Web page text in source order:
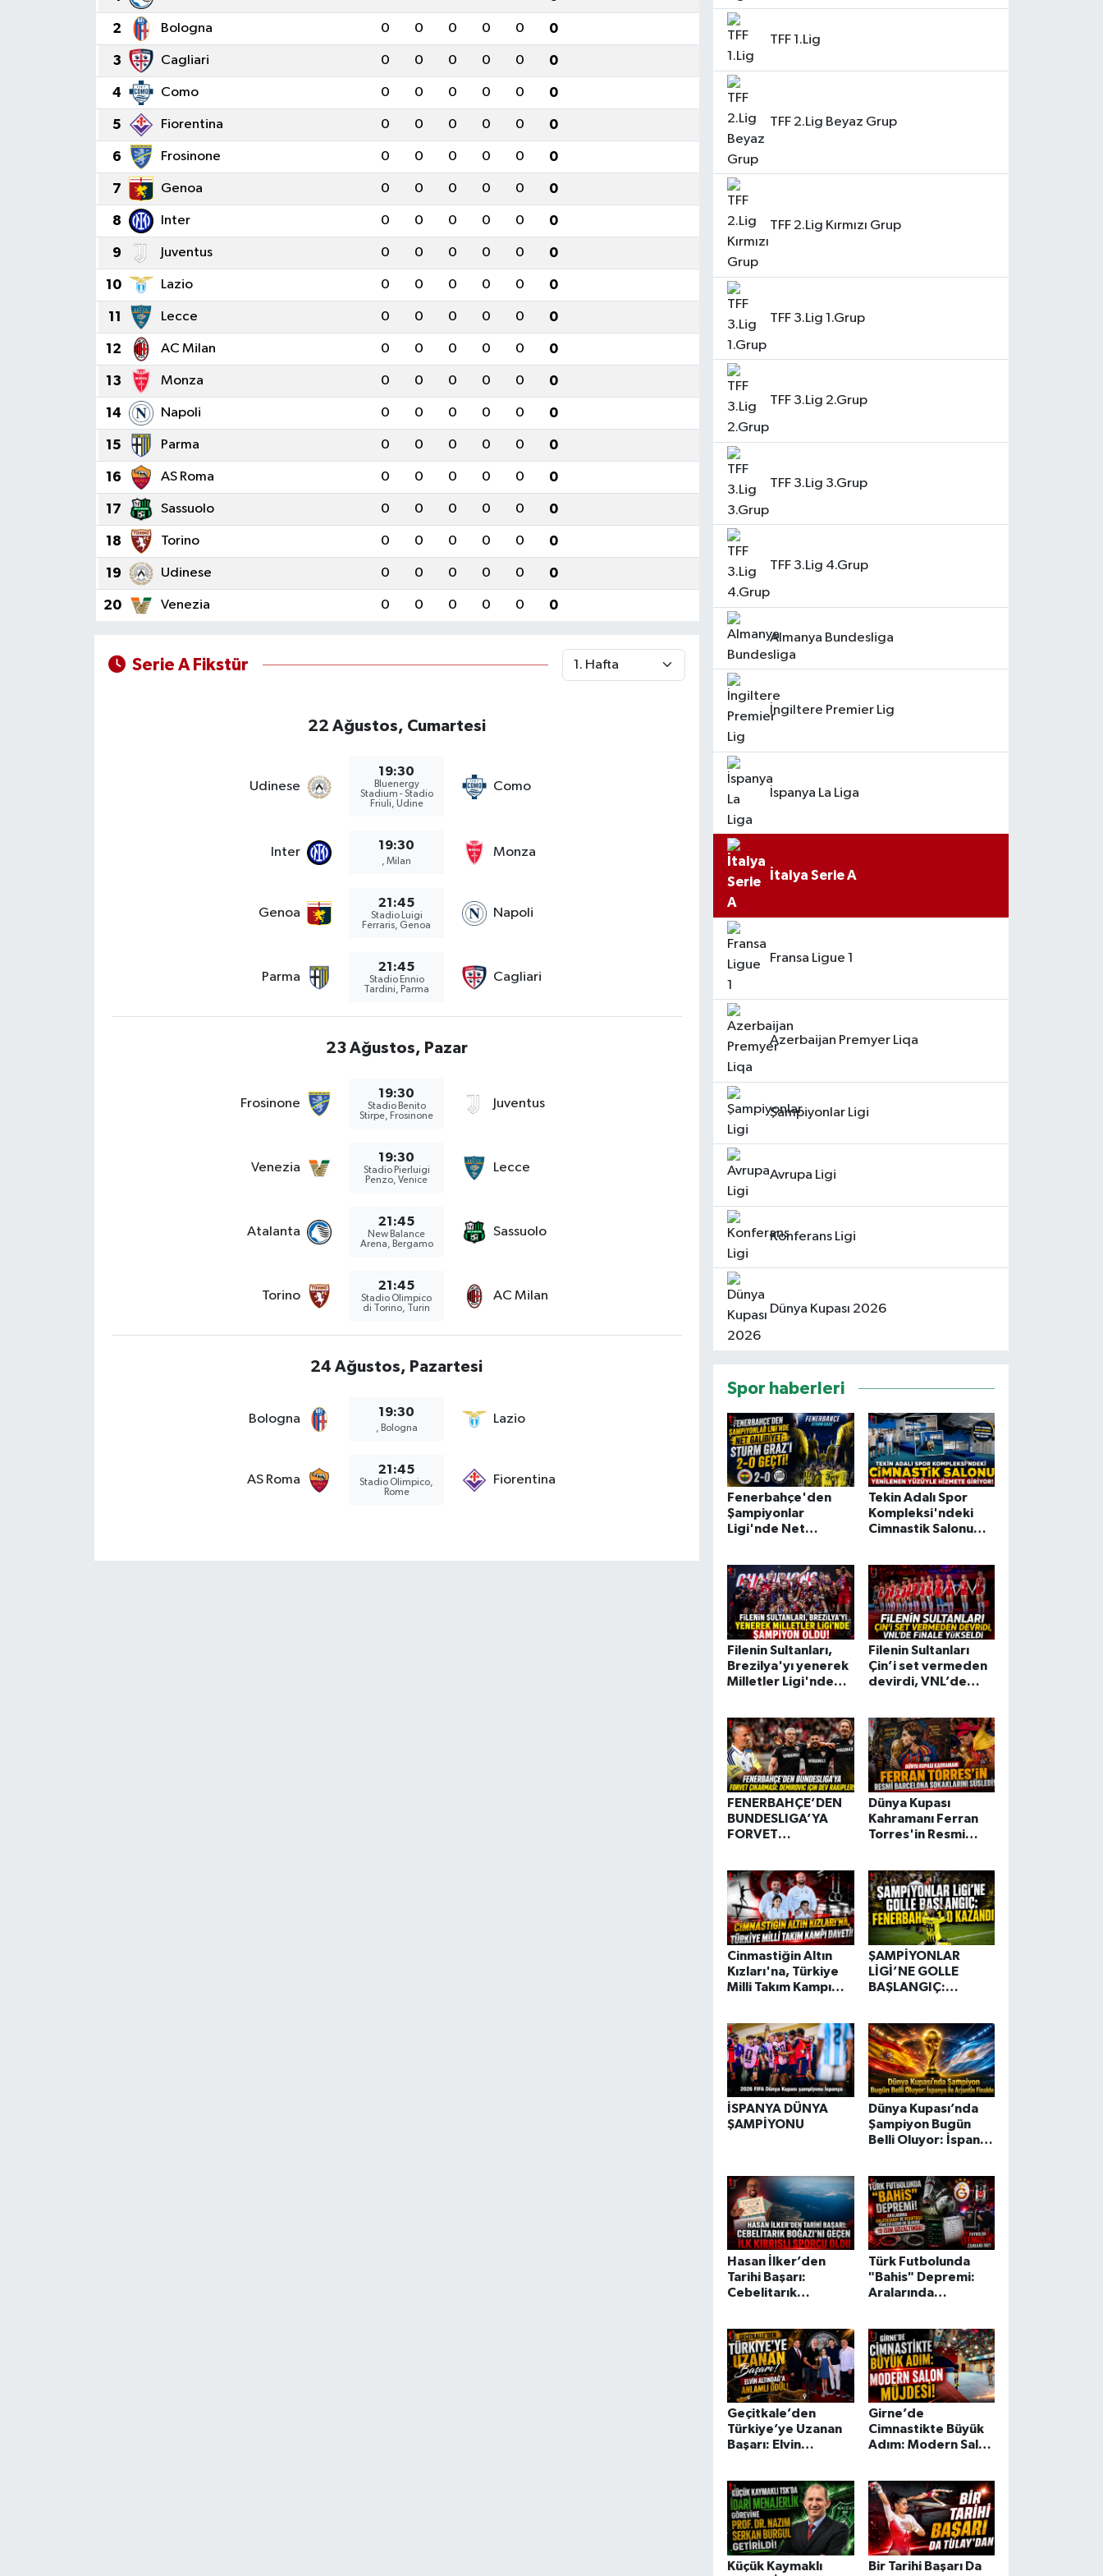
2 Bologna 0 0 0 0 0 0
3 Cagliari 0 0 0 0 0 0
4 Como 0 0 0 0 0 0
5 Fiorentina 0 0 0 0 0 0
6 Frosinone 0 0 0 0 0 0
7 Genoa 0 0 0 0 0 0
8 Inter 0 0 0 0 0 0
9 Juventus 0 0 0 0 0 0
10 Lazio 0 0 0 0 0 0
11 Lecce 0 0 0 0 0 0
12 AC Milan 0 0 0 0 0 0
13 Monza 0 0 0 0 0 0
14 Napoli 0 0 0 0 0 0
15 Parma 0 0 0 0 0 0
16 AS Roma 0 0 0 0 0 0
17 Sassuolo 0 0 0 0 0 0
18 Torino 0 0 0 0 0 0
19 Udinese 0 0 0 0 0 0
20 Venezia 0 0 0 0 0 0
Serie A Fikstür
22 Ağustos, Cumartesi
Udinese
19:30
Bluenergy
Stadium - Stadio
Friuli, Udine
Como
Inter
19:30
, Milan
Monza
Genoa
21:45
Stadio Luigi
Ferraris, Genoa
Napoli
Parma
21:45
Stadio Ennio
Tardini, Parma
Cagliari
23 Ağustos, Pazar
Frosinone
19:30
Stadio Benito
Stirpe, Frosinone
Juventus
Venezia
19:30
Stadio Pierluigi
Penzo, Venice
Lecce
Atalanta
21:45
New Balance
Arena, Bergamo
Sassuolo
Torino
21:45
Stadio Olimpico
di Torino, Turin
AC Milan
24 Ağustos, Pazartesi
Bologna
19:30
, Bologna
Lazio
AS Roma
21:45
Stadio Olimpico,
Rome
Fiorentina
TFF 1.Lig
TFF 2.Lig Beyaz Grup
TFF 2.Lig Kırmızı Grup
TFF 3.Lig 1.Grup
TFF 3.Lig 2.Grup
TFF 3.Lig 3.Grup
TFF 3.Lig 4.Grup
Almanya Bundesliga
İngiltere Premier Lig
İspanya La Liga
İtalya Serie A
Fransa Ligue 1
Azerbaijan Premyer Liqa
Şampiyonlar Ligi
Avrupa Ligi
Konferans Ligi
Dünya Kupası 2026
Spor haberleri
Fenerbahçe'den
Şampiyonlar
Ligi'nde Net
Tekin Adalı Spor
Kompleksi'ndeki
Cimnastik Salonu
Filenin Sultanları,
Brezilya'yı yenerek
Milletler Ligi'nde
Filenin Sultanları
Çin’i set vermeden
devirdi, VNL’de
FENERBAHÇE’DEN
BUNDESLIGA’YA
FORVET
DEV RAKİPLER!
Dünya Kupası
Kahramanı Ferran
Torres'in Resmi
Cinmastiğin Altın
Kızları'na, Türkiye
Milli Takım Kampı
ŞAMPİYONLAR
LİGİ’NE GOLLE
BAŞLANGIÇ:
İSPANYA DÜNYA
ŞAMPİYONU
Dünya Kupası’nda
Şampiyon Bugün
Belli Oluyor: İspanya
Hasan İlker’den
Tarihi Başarı:
Cebelitarık
Türk Futbolunda
"Bahis" Depremi:
Aralarında
Yöneticilerin de
Olduğu 19 İsim
Gözaltında!
Geçitkale’den
Türkiye’ye Uzanan
Başarı: Elvin
Girne’de
Cimnastikte Büyük
Adım: Modern Salon
Küçük Kaymaklı
Bir Tarihi Başarı Da